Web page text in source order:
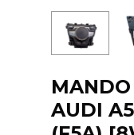
AUDI